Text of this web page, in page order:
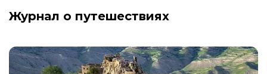
Журнал о путешествиях